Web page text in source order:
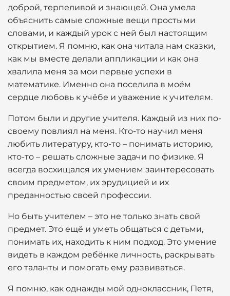
доброй, терпеливой и знающей. Она умела
объяснить самые сложные вещи простыми
словами, и каждый урок с ней был настоящим
открытием. Я помню, как она читала нам сказки,
как мы вместе делали аппликации и как она
хвалила меня за мои первые успехи в
математике. Именно она поселила в моём
сердце любовь к учёбе и уважение к учителям.
Потом были и другие учителя. Каждый из них по-
своему повлиял на меня. Кто-то научил меня
любить литературу, кто-то – понимать историю,
кто-то – решать сложные задачи по физике. Я
всегда восхищался их умением заинтересовать
своим предметом, их эрудицией и их
преданностью своей профессии.
Но быть учителем – это не только знать свой
предмет. Это ещё и уметь общаться с детьми,
понимать их, находить к ним подход. Это умение
видеть в каждом ребёнке личность, раскрывать
его таланты и помогать ему развиваться.
Я помню, как однажды мой одноклассник, Петя,